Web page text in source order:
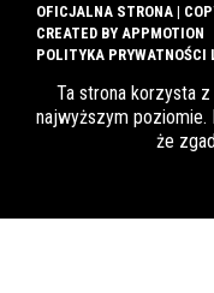
OFICJALNA STRONA |
CREATED BY APPMOTION
POLITYKA PRYWATNOŚCI
SKLEP
Ta strona korzysta
najwyższym
że